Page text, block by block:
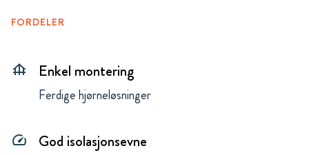
FORDELER
foundation Enkel montering
Ferdige hjørneløsninger
speed God isolasjonsevne